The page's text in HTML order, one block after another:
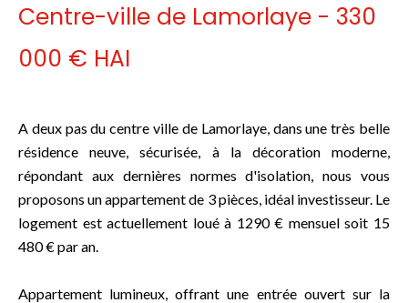
Centre-ville de Lamorlaye - 330
000 € HAI
A deux pas du centre ville de Lamorlaye, dans une très belle
résidence neuve, sécurisée, à la décoration moderne,
répondant aux dernières normes d'isolation, nous vous
proposons un appartement de 3 pièces, idéal investisseur. Le
logement est actuellement loué à 1290 € mensuel soit 15
480 € par an.
Appartement lumineux, offrant une entrée ouvert sur la